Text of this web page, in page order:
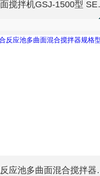
双曲
综合反